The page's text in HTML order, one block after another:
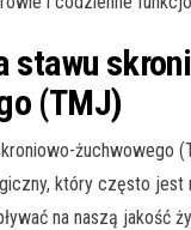
stawu
(TMJ)
żuchwowego
który często jest
na naszą jakość